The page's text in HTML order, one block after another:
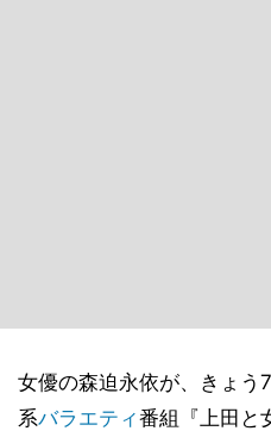
女優の森迫永依が、きょう
系バラエティ番組『上田と